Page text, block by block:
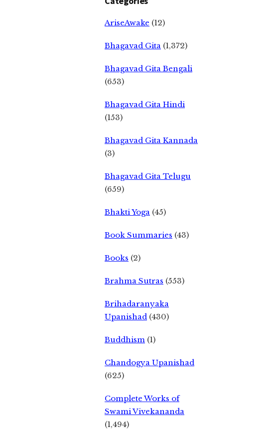
AriseAwake (12)
Bhagavad Gita (1,372)
Bhagavad Gita Bengali
(653)
Bhagavad Gita Hindi
(153)
Bhagavad Gita Kannada
(3)
Bhagavad Gita Telugu
(659)
Bhakti Yoga (45)
Book Summaries (43)
Books (2)
Brahma Sutras (553)
Brihadaranyaka
Upanishad (430)
Buddhism (1)
Chandogya Upanishad
(625)
Complete Works of
Swami Vivekananda
(1,494)